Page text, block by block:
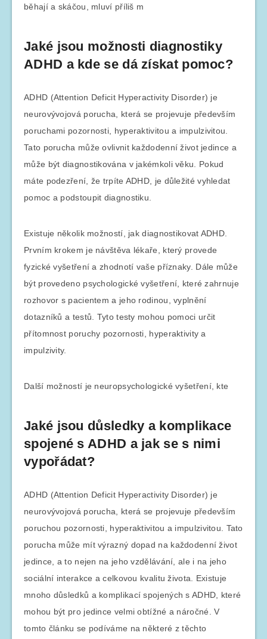
běhají a skáčou, mluví příliš m
Jaké jsou možnosti diagnostiky
ADHD a kde se dá získat pomoc?
ADHD (Attention Deficit Hyperactivity Disorder) je
neurovývojová porucha, která se projevuje především
poruchami pozornosti, hyperaktivitou a impulzivitou.
Tato porucha může ovlivnit každodenní život jedince a
může být diagnostikována v jakémkoli věku. Pokud
máte podezření, že trpíte ADHD, je důležité vyhledat
pomoc a podstoupit diagnostiku.
Existuje několik možností, jak diagnostikovat ADHD.
Prvním krokem je návštěva lékaře, který provede
fyzické vyšetření a zhodnotí vaše příznaky. Dále může
být provedeno psychologické vyšetření, které zahrnuje
rozhovor s pacientem a jeho rodinou, vyplnění
dotazníků a testů. Tyto testy mohou pomoci určit
přítomnost poruchy pozornosti, hyperaktivity a
impulzivity.
Další možností je neuropsychologické vyšetření, kte
Jaké jsou důsledky a komplikace
spojené s ADHD a jak se s nimi
vypořádat?
ADHD (Attention Deficit Hyperactivity Disorder) je
neurovývojová porucha, která se projevuje především
poruchou pozornosti, hyperaktivitou a impulzivitou. Tato
porucha může mít výrazný dopad na každodenní život
jedince, a to nejen na jeho vzdělávání, ale i na jeho
sociální interakce a celkovou kvalitu života. Existuje
mnoho důsledků a komplikací spojených s ADHD, které
mohou být pro jedince velmi obtížné a náročné. V
tomto článku se podíváme na některé z těchto